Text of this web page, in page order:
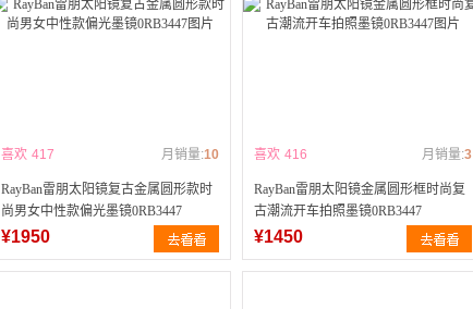
喜欢 417 月销量:10
RayBan雷朋太阳镜复古金属圆形款时
尚男女中性款偏光墨镜0RB3447
¥1950
喜欢 416 月销量:3
RayBan雷朋太阳镜金属圆形框时尚复
古潮流开车拍照墨镜0RB3447
¥1450